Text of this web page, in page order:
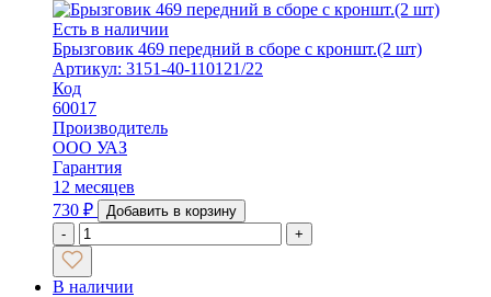
Есть в наличии
Брызговик 469 передний в сборе с кроншт.(2 шт)
Артикул: 3151-40-110121/22
Код
60017
Производитель
ООО УАЗ
Гарантия
12 месяцев
730 ₽
Добавить в корзину
-
+
В наличии